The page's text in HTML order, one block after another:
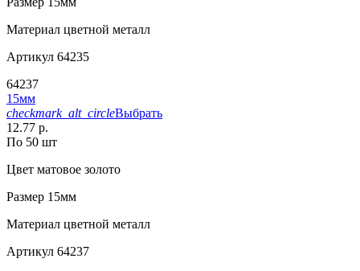
Материал цветной металл
Артикул 64235
64237
15мм
checkmark_alt_circleВыбрать
12.77 р.
По 50 шт
Цвет матовое золото
Размер 15мм
Материал цветной металл
Артикул 64237